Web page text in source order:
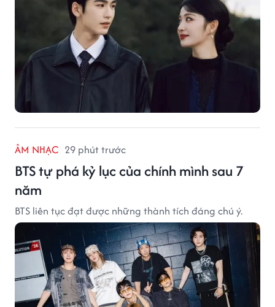
ÂM NHẠC 29 phút trước
BTS tự phá kỷ lục của chính mình sau 7
năm
BTS liên tục đạt được những thành tích đáng chú ý.